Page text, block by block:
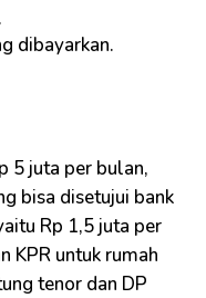
dibayarkan.
5 juta per bulan,
bisa disetujui bank
Rp 1,5 juta per
KPR untuk rumah
tenor dan DP